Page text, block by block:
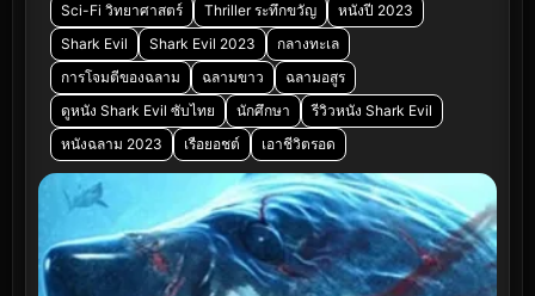
Sci-Fi วิทยาศาสตร์ Thriller ระทึกขวัญ
หนังปี 2023
Shark Evil
Shark Evil 2023
กลางทะเล
การโจมตีของฉลาม
ฉลามขาว
ฉลามอสูร
ดูหนัง Shark Evil ซับไทย
นักศึกษา
รีวิวหนัง Shark Evil
หนังฉลาม 2023
เรือยอชต์ เอาชีวิตรอด